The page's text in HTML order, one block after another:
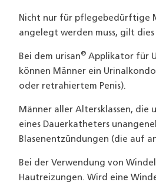
Nicht nur für pflegebedürftige
angelegt werden muss, gilt
Bei dem urisan® Applikator für
können Männer ein
oder retrahiertem Penis).
Männer aller Altersklassen, die
eines Dauerkatheters
Blasenentzündungen (die auf
Bei der Verwendung von
Hautreizungen. Wird eine